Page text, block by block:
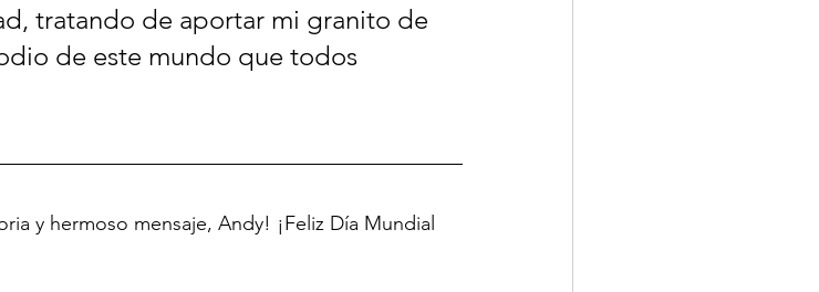
tratando de aportar mi granito de
de este mundo que todos
y hermoso mensaje, Andy! ¡Feliz Día Mundial